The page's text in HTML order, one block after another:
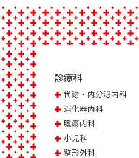
診療科
代謝・内分泌内科
消化器内科
腫瘍内科
小児科
整形外科